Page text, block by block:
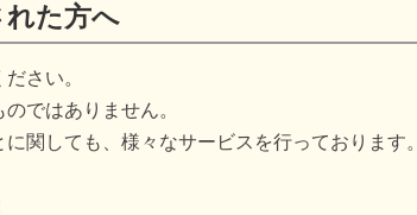
れた方へ
さい。
ではありません。
関しても、様々なサービスを行っております。